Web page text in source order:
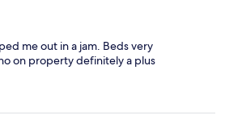
me out in a jam. Beds very
on property definitely a plus